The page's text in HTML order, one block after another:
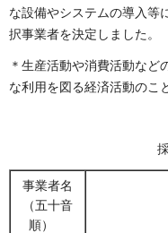
な設備やシステムの導入等
択事業者を決定しました。
＊生産活動や消費活動など
な利用を図る経済活動のこ
事業者名
（五十音
順）